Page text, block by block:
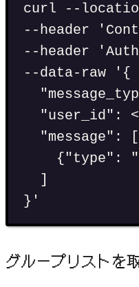
curl --
--header
'
--header
'
--data-raw
' {
"user_id":
"message": [
{"type":
]
} '
グループリストを